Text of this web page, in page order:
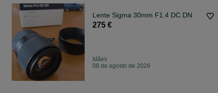
Lente Sigma 30mm F1.4 DC DN
275 €
Idães
08 de agosto de 2026